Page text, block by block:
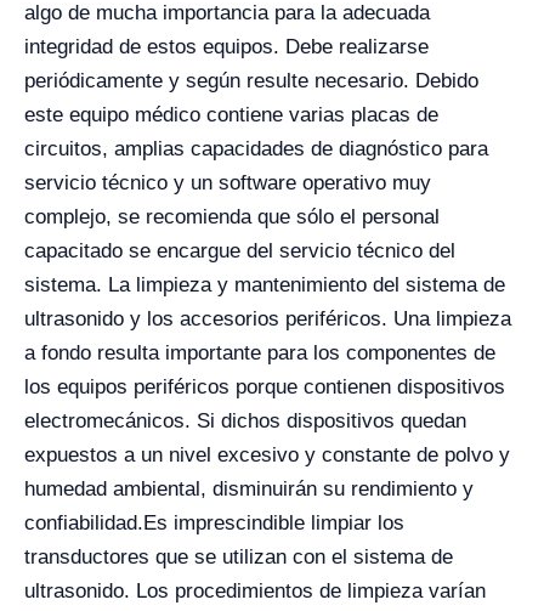
algo de mucha importancia para la adecuada
integridad de estos equipos. Debe realizarse
periódicamente y según resulte necesario. Debido
este equipo médico contiene varias placas de
circuitos, amplias capacidades de diagnóstico para
servicio técnico y un software operativo muy
complejo, se recomienda que sólo el personal
capacitado se encargue del servicio técnico del
sistema. La limpieza y mantenimiento del sistema de
ultrasonido y los accesorios periféricos. Una limpieza
a fondo resulta importante para los componentes de
los equipos periféricos porque contienen dispositivos
electromecánicos. Si dichos dispositivos quedan
expuestos a un nivel excesivo y constante de polvo y
humedad ambiental, disminuirán su rendimiento y
confiabilidad.Es imprescindible limpiar los
transductores que se utilizan con el sistema de
ultrasonido. Los procedimientos de limpieza varían